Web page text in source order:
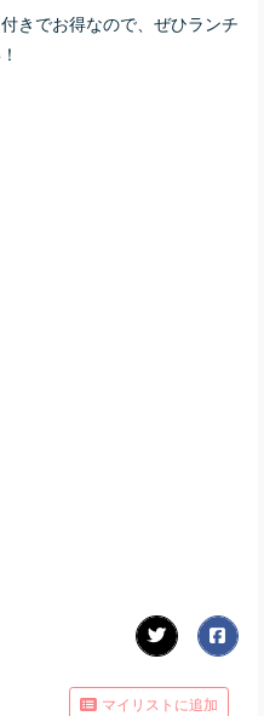
きでお得なので、ぜひランチ
マイリストに追加